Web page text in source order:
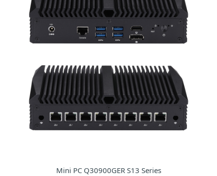
Mini PC Q30900GER S13 Series